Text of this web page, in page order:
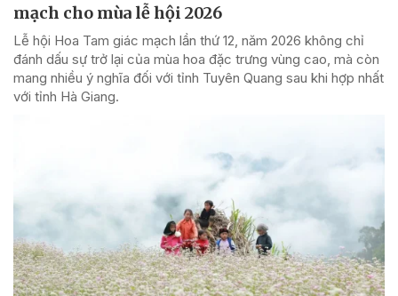
mạch cho mùa lễ hội 2026
Lễ hội Hoa Tam giác mạch lần thứ 12, năm 2026 không chỉ
đánh dấu sự trở lại của mùa hoa đặc trưng vùng cao, mà còn
mang nhiều ý nghĩa đối với tỉnh Tuyên Quang sau khi hợp nhất
với tỉnh Hà Giang.